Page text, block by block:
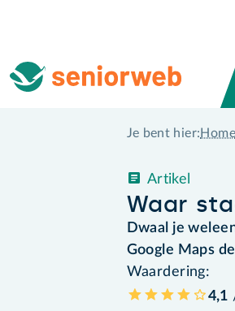
Je bent hier: Home
Waar
Artikel
Dwaal je
Google Maps
Waardering:
4,1